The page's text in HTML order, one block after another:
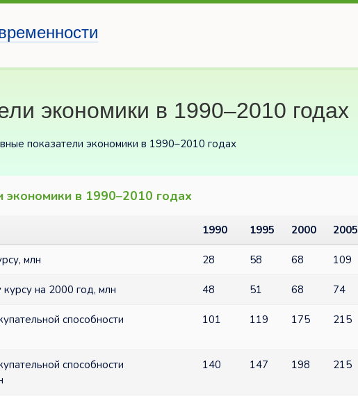
экономики в 1990–2010 годах
показатели экономики в 1990–2010 годах
экономики в 1990–2010 годах
1990 1995 2000 2005
млн 28 58 68 109
на 2000 год, млн 48 51 68 74
способности
101 119 175 215
способности
140 147 198 215